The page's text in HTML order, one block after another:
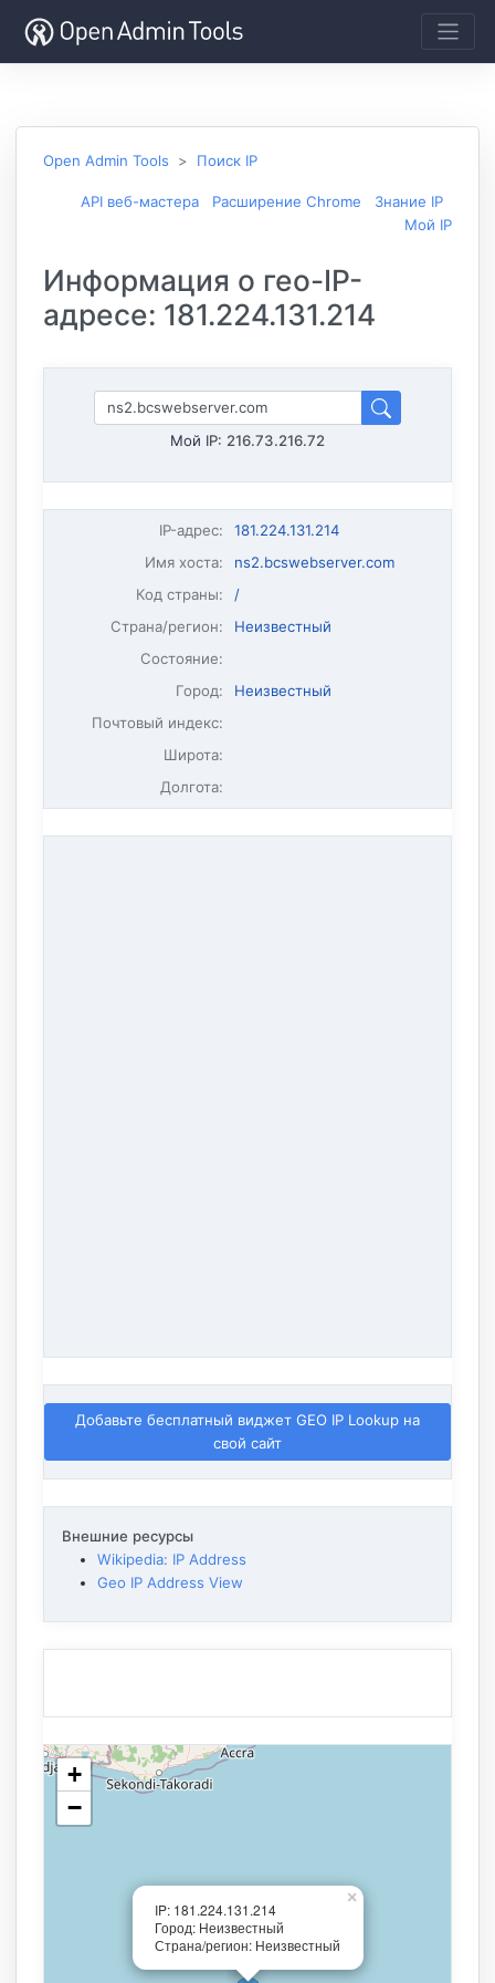
Open Admin Tools Поиск IP
API веб-мастера Расширение Chrome
Знание IP
Мой IP
Информация о гео-IP-
адресе: 181.224.131.214
Мой IP: 216.73.216.72
IP-адрес:
181.224.131.214
Имя хоста:
ns2.bcswebserver.com
Код страны:
/
Страна/регион:
Неизвестный
Состояние:
Город:
Неизвестный
Почтовый индекс:
Широта:
Долгота:
Добавьте бесплатный виджет GEO IP Lookup на
свой сайт
Внешние ресурсы
Wikipedia: IP Address
Geo IP Address View
IP: 181.224.131.214
Город: Неизвестный
Страна/регион: Неизвестный
×
+
−